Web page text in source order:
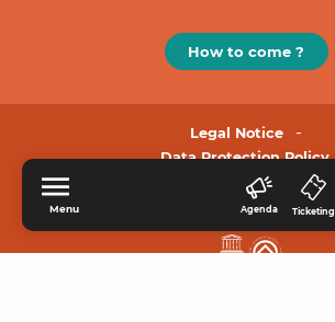
Menu Agenda Ticketing
How to come ?
Legal Notice
Data Protection Policy.